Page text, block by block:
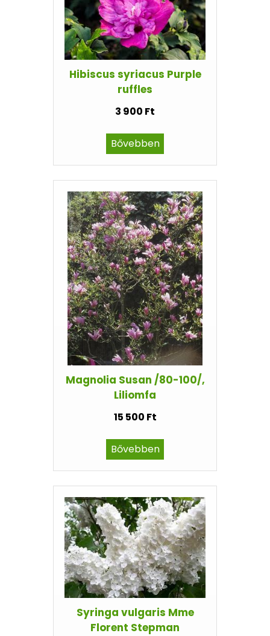
Hibiscus syriacus Purple
ruffles
3 900 Ft
Bővebben
Magnolia Susan /80-100/,
Liliomfa
15 500 Ft
Bővebben
Syringa vulgaris Mme
Florent Stepman